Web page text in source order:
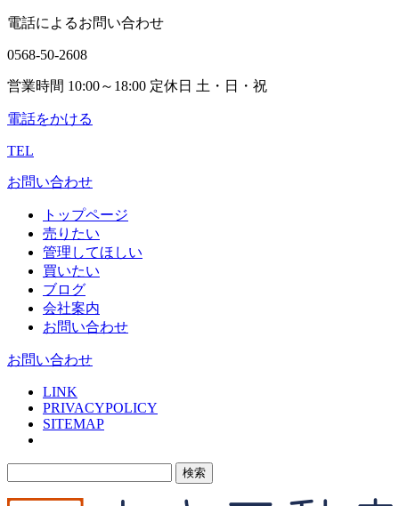
電話によるお問い合わせ
0568-50-2608
営業時間 10:00～18:00 定休日 土・日・祝
電話をかける
TEL
お問い合わせ
トップページ
売りたい
管理してほしい
買いたい
ブログ
会社案内
お問い合わせ
お問い合わせ
LINK
PRIVACYPOLICY
SITEMAP